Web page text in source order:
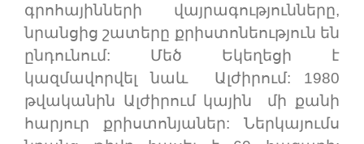
գրոհայինների վայրագությունները,
նրանցից շատերը քրիստոնեություն են
ընդունում: Մեծ Եկեղեցի է
կազմավորվել նաև Ալժիրում: 1980
թվականին Ալժիրում կային մի քանի
հարյուր քրիստոնյաներ: Ներկայումս